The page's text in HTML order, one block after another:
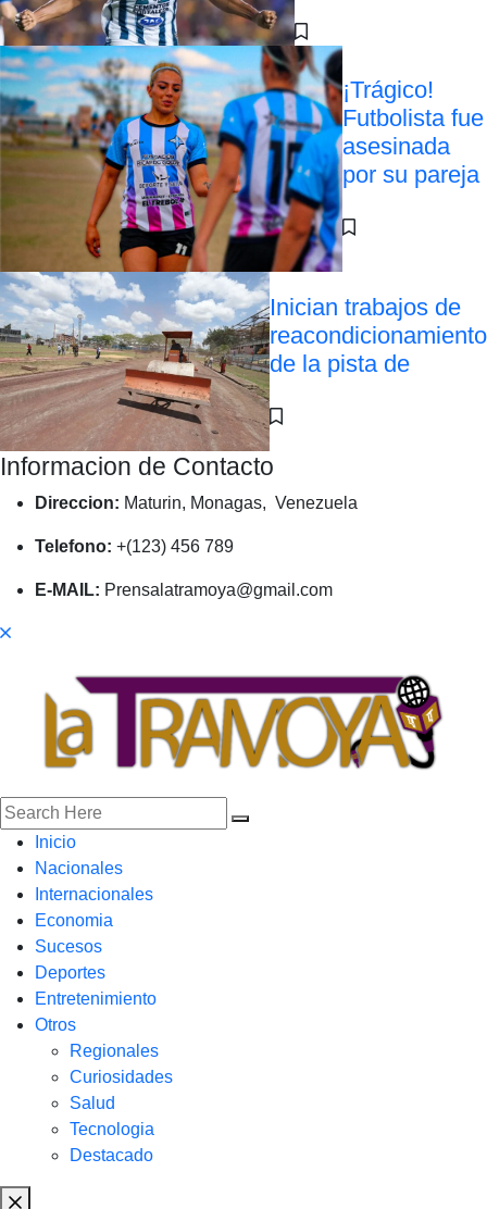
¡Trágico!
Futbolista fue
asesinada
por su pareja
Inician trabajos de
reacondicionamiento
de la pista de
Informacion de Contacto
Direccion: Maturin, Monagas, Venezuela
Telefono: +(123) 456 789
E-MAIL: Prensalatramoya@gmail.com
Inicio
Nacionales
Internacionales
Economia
Sucesos
Deportes
Entretenimiento
Otros
Regionales
Curiosidades
Salud
Tecnologia
Destacado